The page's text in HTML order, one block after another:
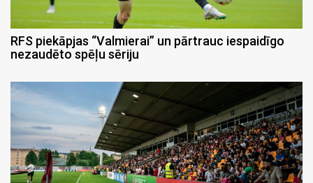
RFS piekāpjas “Valmierai” un pārtrauc iespaidīgo
nezaudēto spēļu sēriju